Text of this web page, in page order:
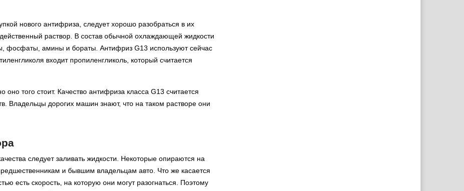
нового антифриза, следует хорошо разобраться в их
раствор. В состав обычной охлаждающей жидкости
фосфаты, амины и бораты. Антифриз G13 используют сейчас
входит пропиленгликоль, который считается
оно того стоит. Качество антифриза класса G13 считается
Владельцы дорогих машин знают, что на таком растворе они
следует заливать жидкости. Некоторые опираются на
и бывшим владельцам авто. Что же касается
есть скорость, на которую они могут разогнаться. Поэтому